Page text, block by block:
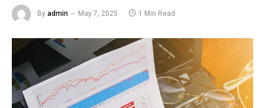
By admin May 7, 2025 1 Min Read